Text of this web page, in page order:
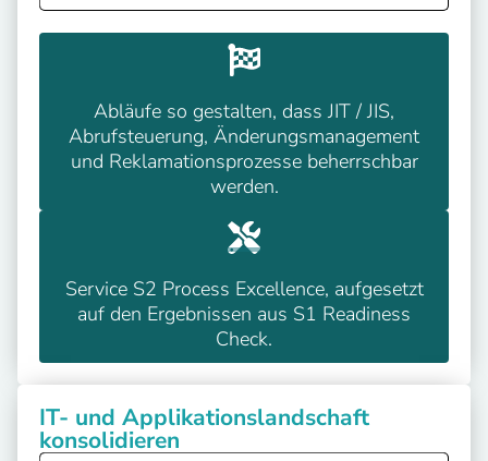
Abläufe so gestalten, dass JIT / JIS,
Abrufsteuerung, Änderungsmanagement
und Reklamationsprozesse beherrschbar
werden.
Service S2 Process Excellence, aufgesetzt
auf den Ergebnissen aus S1 Readiness
Check.
IT- und Applikationslandschaft
konsolidieren